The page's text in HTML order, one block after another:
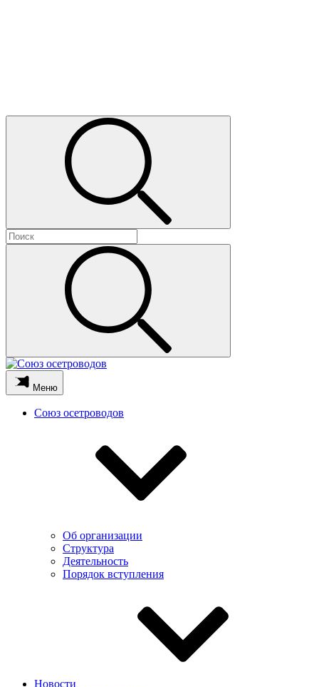
Меню
Союз осетроводов
Об организации
Структура
Деятельность
Порядок вступления
Новости